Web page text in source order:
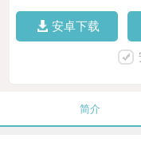
安卓下载
简介